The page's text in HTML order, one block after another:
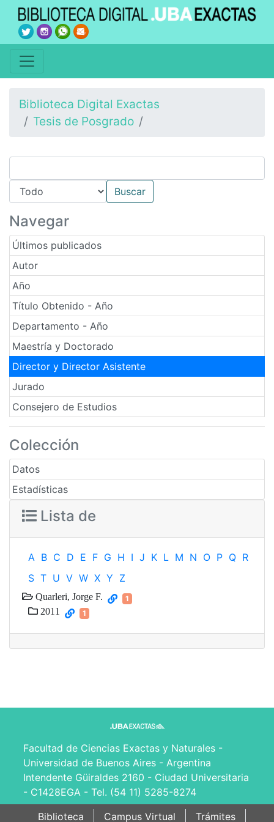
Biblioteca Digital Exactas
Tesis de Posgrado
Navegar
Últimos publicados
Autor
Año
Título Obtenido - Año
Departamento - Año
Maestría y Doctorado
Director y Director Asistente
Jurado
Consejero de Estudios
Colección
Datos
Estadísticas
Lista de
A B C D E F G H I J K L M N O P Q R
S T U V W X Y Z
Quarleri, Jorge F. 1
2011 1
Facultad de Ciencias Exactas y Naturales -
Universidad de Buenos Aires - Argentina
Intendente Güiraldes 2160 - Ciudad Universitaria
- C1428EGA - Tel. (54 11) 5285-8274
Biblioteca
Campus Virtual Trámites